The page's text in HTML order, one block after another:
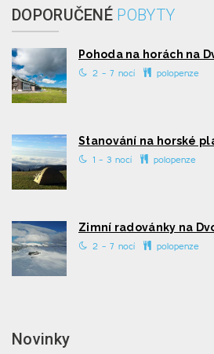
DOPORUČENÉ POBYTY
Pohoda na horách na
2 - 7 nocí polopenze
Stanování na horské
1 - 3 nocí polopenze
Zimní radovánky na
2 - 7 nocí polopenze
Novinky